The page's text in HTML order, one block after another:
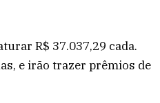
R$ 37.037,29 cada.
e irão trazer prêmios de